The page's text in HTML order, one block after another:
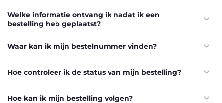
Welke informatie ontvang ik nadat ik een
bestelling heb geplaatst?
Waar kan ik mijn bestelnummer vinden?
Hoe controleer ik de status van mijn bestelling?
Hoe kan ik mijn bestelling volgen?